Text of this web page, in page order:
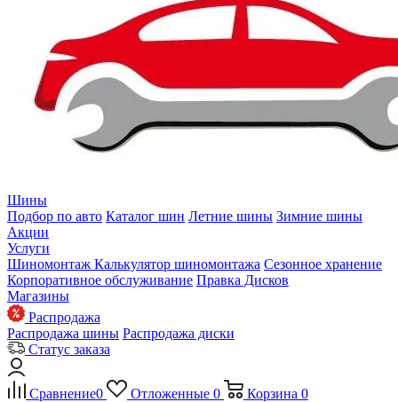
Шины
Подбор по авто Каталог шин Летние шины Зимние шины
Акции
Услуги
Шиномонтаж Калькулятор шиномонтажа Сезонное хранение
Корпоративное обслуживание Правка Дисков
Магазины
Распродажа
Распродажа шины Распродажа диски
Статус заказа
Сравнение0 Отложенные 0 Корзина 0